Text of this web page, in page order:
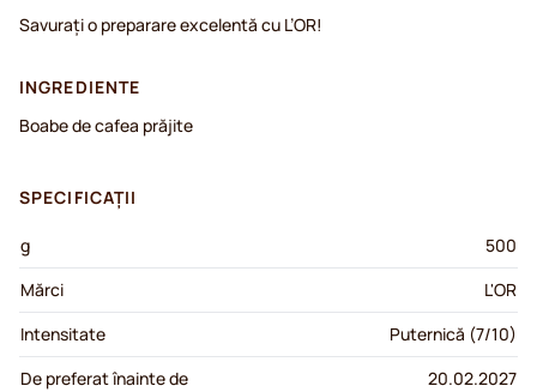
Savurați o preparare excelentă cu L’OR!
INGREDIENTE
Boabe de cafea prăjite
SPECIFICAȚII
g
500
Mărci
L'OR
Intensitate
Puternică (7/10)
De preferat înainte de
20.02.2027